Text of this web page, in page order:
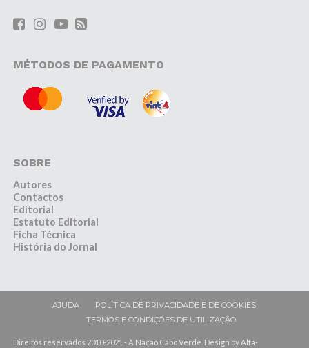
MÉTODOS DE PAGAMENTO
SOBRE
Autores
Contactos
Editorial
Estatuto Editorial
Ficha Técnica
História do Jornal
AJUDA
POLÍTICA DE PRIVACIDADE E DE COOKIES
TERMOS E CONDIÇÕES DE UTILIZAÇÃO
Direitos reservados 2010-2021 - A Nação Cabo Verde. Design by Alfa-